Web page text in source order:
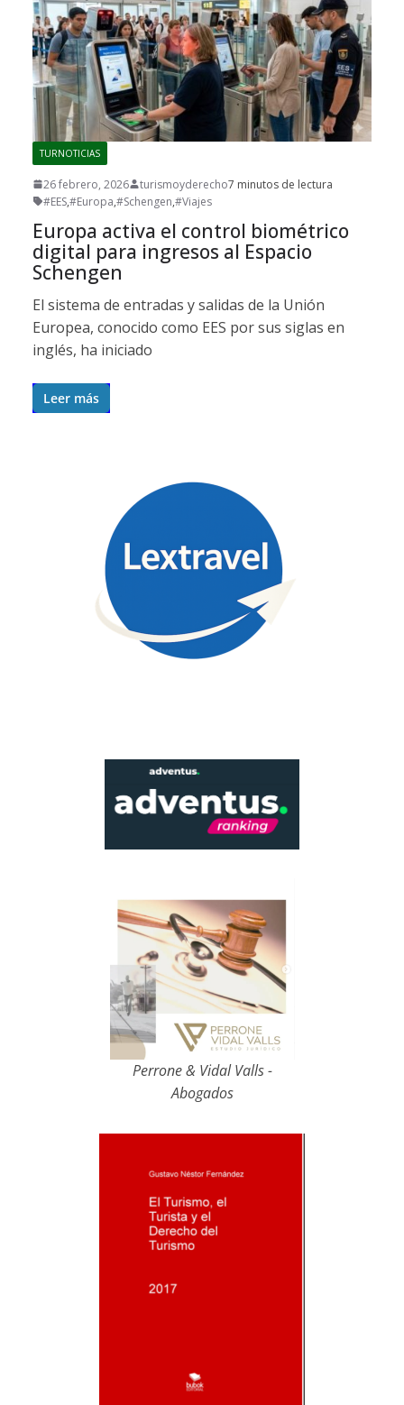
TURNOTICIAS
26 febrero, 2026 turismoyderecho7 minutos de lectura
#EES,#Europa,#Schengen,#Viajes
Europa activa el control biométrico
digital para ingresos al Espacio
Schengen
El sistema de entradas y salidas de la Unión
Europea, conocido como EES por sus siglas en
inglés, ha iniciado
Leer más
Perrone & Vidal Valls -
Abogados